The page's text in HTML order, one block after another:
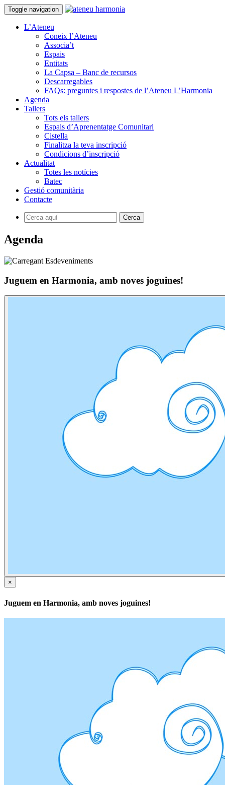
Toggle navigation
L’Ateneu
Coneix l’Ateneu
Associa’t
Espais
Entitats
La Capsa – Banc de recursos
Descarregables
FAQs: preguntes i respostes de l’Ateneu L’Harmonia
Agenda
Tallers
Tots els tallers
Espais d’Aprenentatge Comunitari
Cistella
Finalitza la teva inscripció
Condicions d’inscripció
Actualitat
Totes les notícies
Batec
Gestió comunitària
Contacte
Agenda
Juguem en Harmonia, amb noves joguines!
×
Juguem en Harmonia, amb noves joguines!